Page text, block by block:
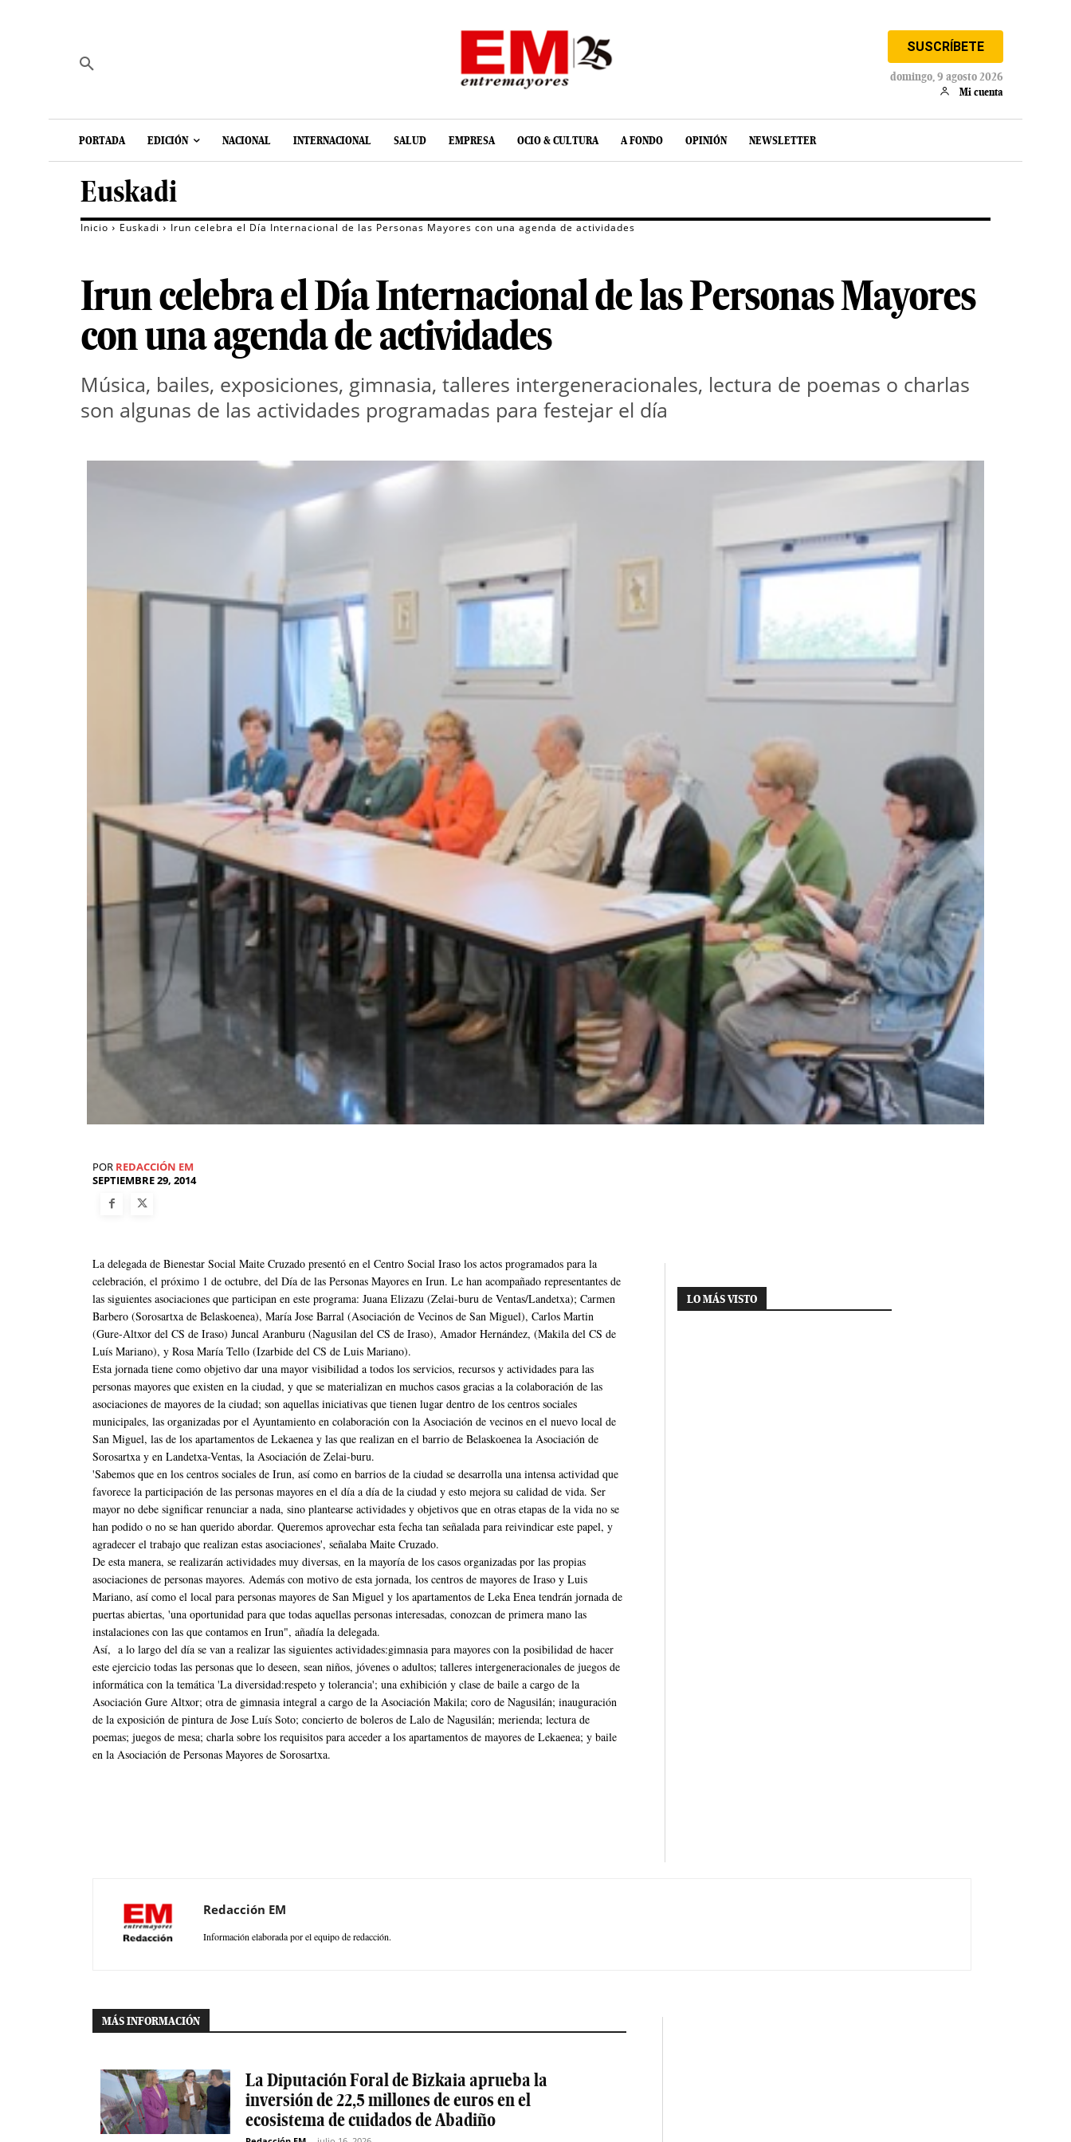
SUSCRÍBETE
domingo, 9 agosto 2026
Mi cuenta
PORTADA EDICIÓN NACIONAL INTERNACIONAL SALUD EMPRESA OCIO & CULTURA A FONDO OPINIÓN NEWSLETTER
Euskadi
Inicio Euskadi Irun celebra el Día Internacional de las Personas Mayores con una agenda de actividades
Irun celebra el Día Internacional de las Personas Mayores
con una agenda de actividades
Música, bailes, exposiciones, gimnasia, talleres intergeneracionales, lectura de poemas o charlas
son algunas de las actividades programadas para festejar el día
POR REDACCIÓN EM
SEPTIEMBRE 29, 2014
La delegada de Bienestar Social Maite Cruzado presentó en el Centro Social Iraso los actos programados para la
celebración, el próximo 1 de octubre, del Día de las Personas Mayores en Irun. Le han acompañado representantes de
las siguientes asociaciones que participan en este programa: Juana Elizazu (Zelai-buru de Ventas/Landetxa); Carmen
Barbero (Sorosartxa de Belaskoenea), María Jose Barral (Asociación de Vecinos de San Miguel), Carlos Martin
(Gure-Altxor del CS de Iraso) Juncal Aranburu (Nagusilan del CS de Iraso), Amador Hernández, (Makila del CS de
Luís Mariano), y Rosa María Tello (Izarbide del CS de Luis Mariano).
Esta jornada tiene como objetivo dar una mayor visibilidad a todos los servicios, recursos y actividades para las
personas mayores que existen en la ciudad, y que se materializan en muchos casos gracias a la colaboración de las
asociaciones de mayores de la ciudad; son aquellas iniciativas que tienen lugar dentro de los centros sociales
municipales, las organizadas por el Ayuntamiento en colaboración con la Asociación de vecinos en el nuevo local de
San Miguel, las de los apartamentos de Lekaenea y las que realizan en el barrio de Belaskoenea la Asociación de
Sorosartxa y en Landetxa-Ventas, la Asociación de Zelai-buru.
'Sabemos que en los centros sociales de Irun, así como en barrios de la ciudad se desarrolla una intensa actividad que
favorece la participación de las personas mayores en el día a día de la ciudad y esto mejora su calidad de vida. Ser
mayor no debe significar renunciar a nada, sino plantearse actividades y objetivos que en otras etapas de la vida no se
han podido o no se han querido abordar. Queremos aprovechar esta fecha tan señalada para reivindicar este papel, y
agradecer el trabajo que realizan estas asociaciones', señalaba Maite Cruzado.
De esta manera, se realizarán actividades muy diversas, en la mayoría de los casos organizadas por las propias
asociaciones de personas mayores. Además con motivo de esta jornada, los centros de mayores de Iraso y Luis
Mariano, así como el local para personas mayores de San Miguel y los apartamentos de Leka Enea tendrán jornada de
puertas abiertas, 'una oportunidad para que todas aquellas personas interesadas, conozcan de primera mano las
instalaciones con las que contamos en Irun", añadía la delegada.
Así, a lo largo del día se van a realizar las siguientes actividades:gimnasia para mayores con la posibilidad de hacer
este ejercicio todas las personas que lo deseen, sean niños, jóvenes o adultos; talleres intergeneracionales de juegos de
informática con la temática 'La diversidad:respeto y tolerancia'; una exhibición y clase de baile a cargo de la
Asociación Gure Altxor; otra de gimnasia integral a cargo de la Asociación Makila; coro de Nagusilán; inauguración
de la exposición de pintura de Jose Luís Soto; concierto de boleros de Lalo de Nagusilán; merienda; lectura de
poemas; juegos de mesa; charla sobre los requisitos para acceder a los apartamentos de mayores de Lekaenea; y baile
en la Asociación de Personas Mayores de Sorosartxa.
LO MÁS VISTO
Redacción EM
Información elaborada por el equipo de redacción.
MÁS INFORMACIÓN
La Diputación Foral de Bizkaia aprueba la
inversión de 22,5 millones de euros en el
ecosistema de cuidados de Abadiño